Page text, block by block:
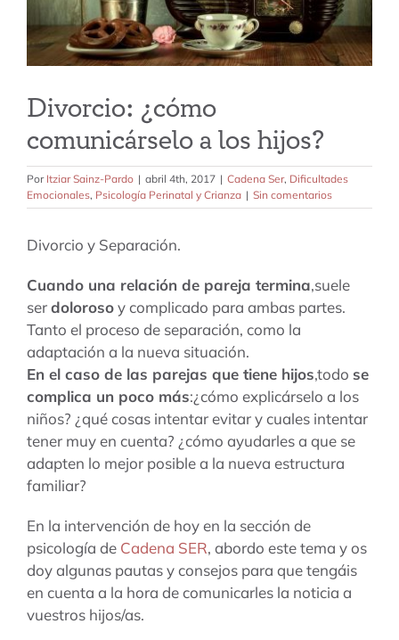
tarifas
Divorcio: ¿cómo
comunicárselo a los hijos?
Por Itziar Sainz-Pardo | abril 4th, 2017 | Cadena Ser, Dificultades
Emocionales, Psicología Perinatal y Crianza | Sin comentarios
Divorcio y Separación.
Cuando una relación de pareja termina,suele
serdolorosoy complicado para ambas partes.
Tanto el proceso de separación, como la
adaptación a la nueva situación.
En el caso de las parejas que tiene hijos,todo se
complica un poco más:¿cómo explicárselo a los
niños? ¿qué cosas intentar evitar y cuales intentar
tener muy en cuenta? ¿cómo ayudarles a que se
adapten lo mejor posible a la nueva estructura
familiar?
En la intervención de hoy en la sección de
psicología de Cadena SER, abordo este tema y os
doy algunas pautas y consejos para que tengáis
en cuenta a la hora de comunicarles la noticia a
vuestros hijos/as.